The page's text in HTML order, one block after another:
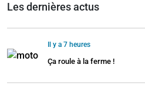
Les dernières actus
Il y a 7 heures
Ça roule à la ferme !